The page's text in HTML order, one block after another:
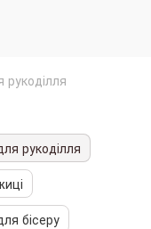
рукоділля
бісеру